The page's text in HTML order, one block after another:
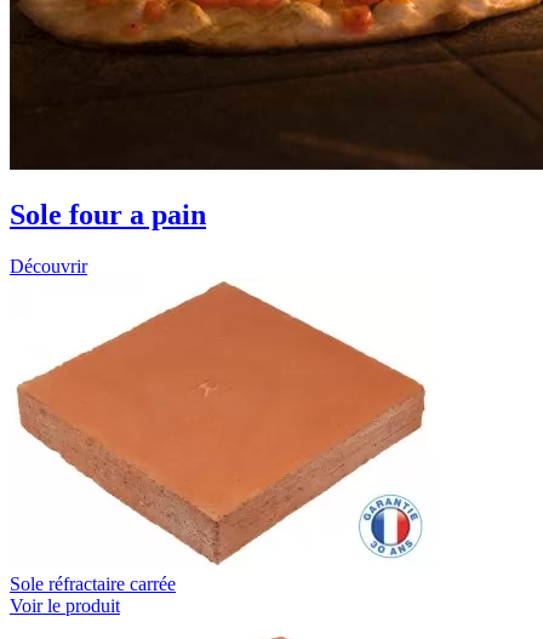
Sole four a pain
Découvrir
Sole réfractaire carrée
Voir le produit